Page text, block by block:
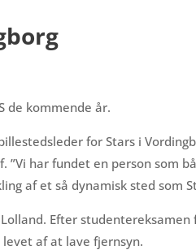
de kommende år.
for Stars i
”Vi har fundet en person
af et så dynamisk sted som
Efter
af at lave fjernsyn.